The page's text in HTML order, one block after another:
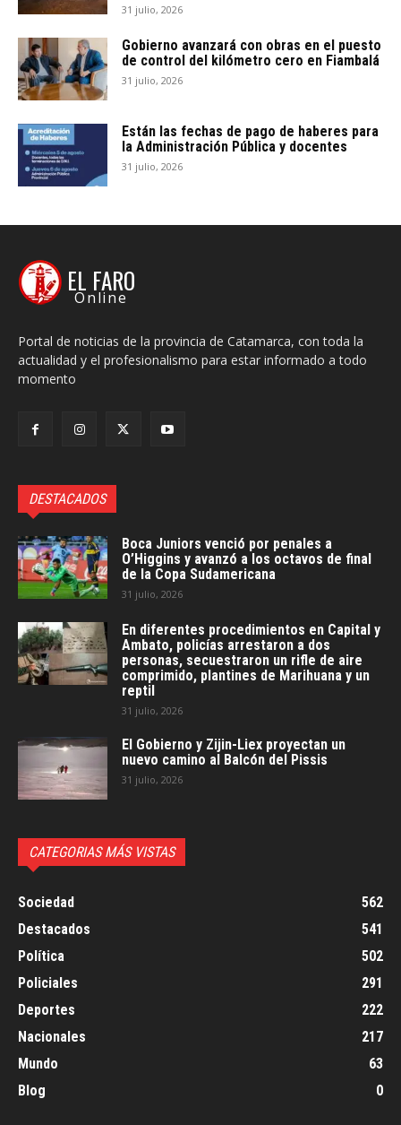
31 julio, 2026
Gobierno avanzará con obras en el puesto
de control del kilómetro cero en Fiambalá
31 julio, 2026
Están las fechas de pago de haberes para
la Administración Pública y docentes
31 julio, 2026
EL FARO
Online
Portal de noticias de la provincia de Catamarca, con toda la
actualidad y el profesionalismo para estar informado a todo
momento
DESTACADOS
Boca Juniors venció por penales a
O’Higgins y avanzó a los octavos de final
de la Copa Sudamericana
31 julio, 2026
En diferentes procedimientos en Capital y
Ambato, policías arrestaron a dos
personas, secuestraron un rifle de aire
comprimido, plantines de Marihuana y un
reptil
31 julio, 2026
El Gobierno y Zijin-Liex proyectan un
nuevo camino al Balcón del Pissis
31 julio, 2026
CATEGORIAS MÁS VISTAS
Sociedad
562
Destacados
541
Política
502
Policiales
291
Deportes
222
Nacionales
217
Mundo
63
Blog
0